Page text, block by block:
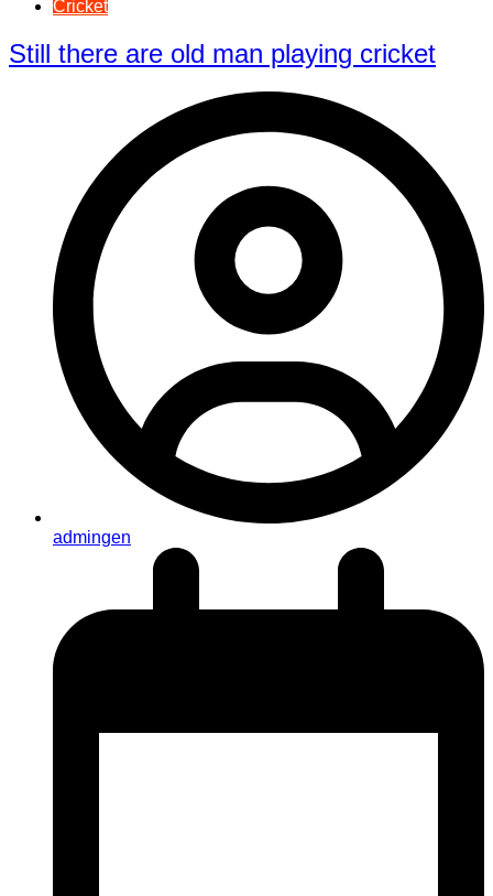
Cricket
Still there are old man playing cricket
admingen